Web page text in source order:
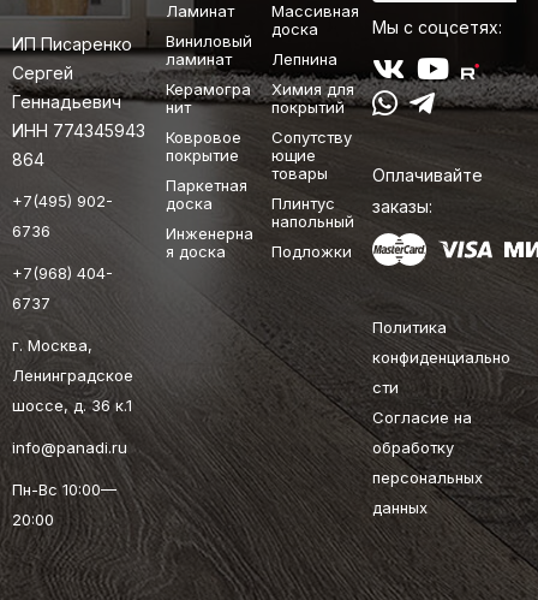
ИП Писаренко
Сергей
Геннадьевич
ИНН 774345943
864
+7(495) 902-
6736
+7(968) 404-
6737
г. Москва,
Ленинградское
шоссе, д. 36 к.1
info@panadi.ru
Пн-Вс 10:00—
20:00
Ламинат
Виниловый
ламинат
Керамогра
нит
Ковровое
покрытие
Паркетная
доска
Инженерна
я доска
Массивная
доска
Лепнина
Химия для
покрытий
Сопутству
ющие
товары
Плинтус
напольный
Подложки
Мы с соцсетях:
Оплачивайте
заказы:
Политика
конфиденциально
сти
Согласие на
обработку
персональных
данных